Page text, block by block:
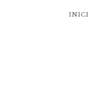
INICI